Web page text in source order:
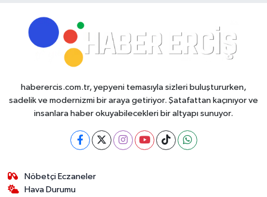
haberercis.com.tr, yepyeni temasıyla sizleri buluştururken,
sadelik ve modernizmi bir araya getiriyor. Şatafattan kaçınıyor ve
insanlara haber okuyabilecekleri bir altyapı sunuyor.
Nöbetçi Eczaneler
Hava Durumu